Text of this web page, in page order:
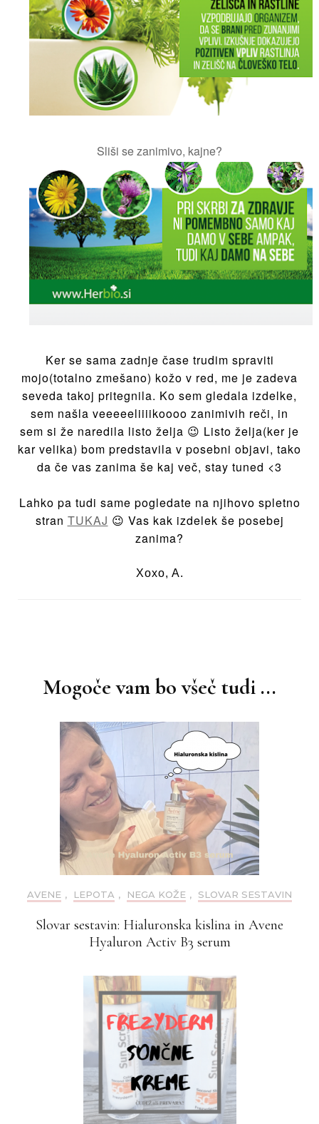
Sliši se zanimivo, kajne?
Ker se sama zadnje čase trudim spraviti
mojo(totalno zmešano) kožo v red, me je zadeva
seveda takoj pritegnila. Ko sem gledala izdelke,
sem našla veeeeeliiiikoooo zanimivih reči, in
sem si že naredila listo želja 😉 Listo želja(ker je
kar velika) bom predstavila v posebni objavi, tako
da če vas zanima še kaj več, stay tuned <3
Lahko pa tudi same pogledate na njihovo spletno
stran TUKAJ 😉 Vas kak izdelek še posebej
zanima?
Xoxo, A.
Mogoče vam bo všeč tudi ...
AVENE , LEPOTA , NEGA KOŽE , SLOVAR SESTAVIN
Slovar sestavin: Hialuronska kislina in Avene
Hyaluron Activ B3 serum